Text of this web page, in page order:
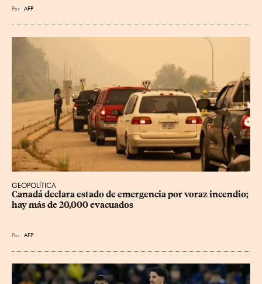
Por AFP
GEOPOLÍTICA
Canadá declara estado de emergencia por voraz incendio;
hay más de 20,000 evacuados
Por AFP